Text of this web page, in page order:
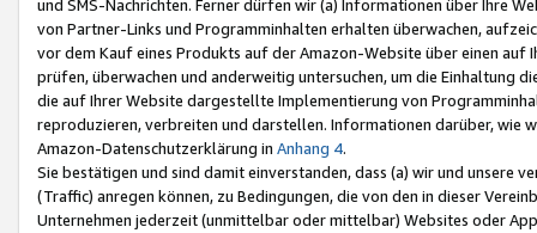
und SMS-Nachrichten. Ferner dürfen wir (a) Informationen über Ihre
von Partner-Links und Programminhalten erhalten überwachen,
vor dem Kauf eines Produkts auf der Amazon-Website über einen
prüfen, überwachen und anderweitig untersuchen, um die Einhaltung
die auf Ihrer Website dargestellte Implementierung von
reproduzieren, verbreiten und darstellen. Informationen darüber, wie
Amazon-Datenschutzerklärung in Anhang 4.
Sie bestätigen und sind damit einverstanden, dass (a) wir und
(Traffic) anregen können, zu Bedingungen, die von den in dieser
Unternehmen jederzeit (unmittelbar oder mittelbar) Websites oder